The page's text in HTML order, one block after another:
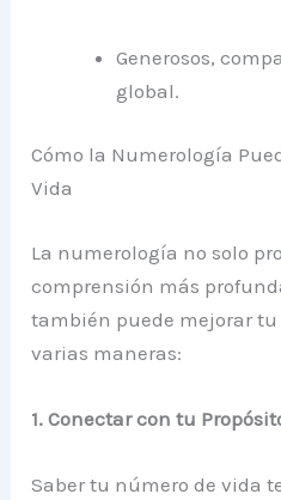
Generosos,
global.
Cómo la Numerología
Vida
La numerología no solo
comprensión más
también puede mejorar
varias maneras:
1. Conectar con tu
Saber tu número de vida